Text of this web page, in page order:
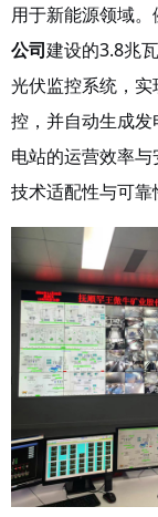
用于新能源领域
公司建设的3.8兆
光伏监控系统，实
控，并自动生成
电站的运营效率
技术适配性与可靠